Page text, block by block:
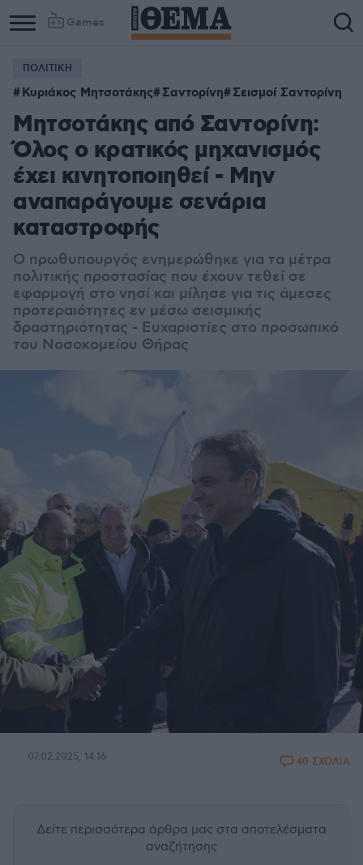
Games
ΠΟΛΙΤΙΚΗ
Κυριάκος Μητσοτάκης Σαντορίνη Σεισμοί Σαντορίνη
Μητσοτάκης από Σαντορίνη:
Όλος ο κρατικός μηχανισμός
έχει κινητοποιηθεί - Μην
αναπαράγουμε σενάρια
καταστροφής
Ο πρωθυπουργός ενημερώθηκε για τα μέτρα
πολιτικής προστασίας που έχουν τεθεί σε
εφαρμογή στο νησί και μίλησε για τις άμεσες
προτεραιότητες εν μέσω σεισμικής
δραστηριότητας - Ευχαριστίες στο προσωπικό
του Νοσοκομείου Θήρας
07.02.2025, 14:16 40 ΣΧΟΛΙΑ
Δείτε περισσότερα άρθρα μας στα αποτελέσματα
αναζήτησης